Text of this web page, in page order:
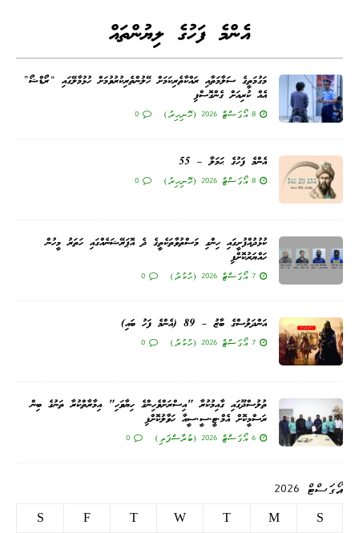
އެންމެ ފަހުގެ ލިޔުންތައް
މަގުމަތީގެ ސަލާމަތާއި ރައްކާތެރިކަމަށް ހޭލުންތެރިކުރުވުމަށް ހުޅުމާލޭގައި “ރޯޑްޝޯ”
އެއް ކުރިއަށް ގެންގޮސްފި
8 އޯގަސްޓް 2026 (ހޮނިހިރު) 0
އެންމެ ފަހުގެ ޙަމަލާ – 55
8 އޯގަސްޓް 2026 (ހޮނިހިރު) 0
ކުޅުދުއްފުށީގައި ހިންގި މަސްތުވާތަކެތީގެ ދެ އޮޕަރޭޝަނެއްގައި ހަތަރު މީހުން
ހައްޔަރުކޮށްފި
7 އޯގަސްޓް 2026 (ހުކުރު) 0
އަންދަލުސްގެ ބާޒު – 89 (އެންމެ ފަހު ބައި)
7 އޯގަސްޓް 2026 (ހުކުރު) 0
ތުލުސްދޫގައި ގާއިމުކުރާ "އިސްރަށްވެހިންގެ ހިޔާވަހި" އިމާރާތްކުރާ ތަނުގެ ބިން
ރަސްމީކޮށް އެމް.ޓީ.ސީ.ސީއާ ހަވާލުކޮށްފި
6 އޯގަސްޓް 2026 (ބުރާސްފަތި) 0
އޯގަސްޓް 2026
S
M
T
W
T
F
S